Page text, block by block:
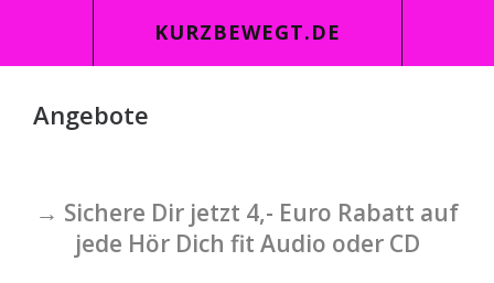
KURZBEWEGT.DE
Angebote
→ Sichere Dir jetzt 4,- Euro Rabatt auf
jede Hör Dich fit Audio oder CD